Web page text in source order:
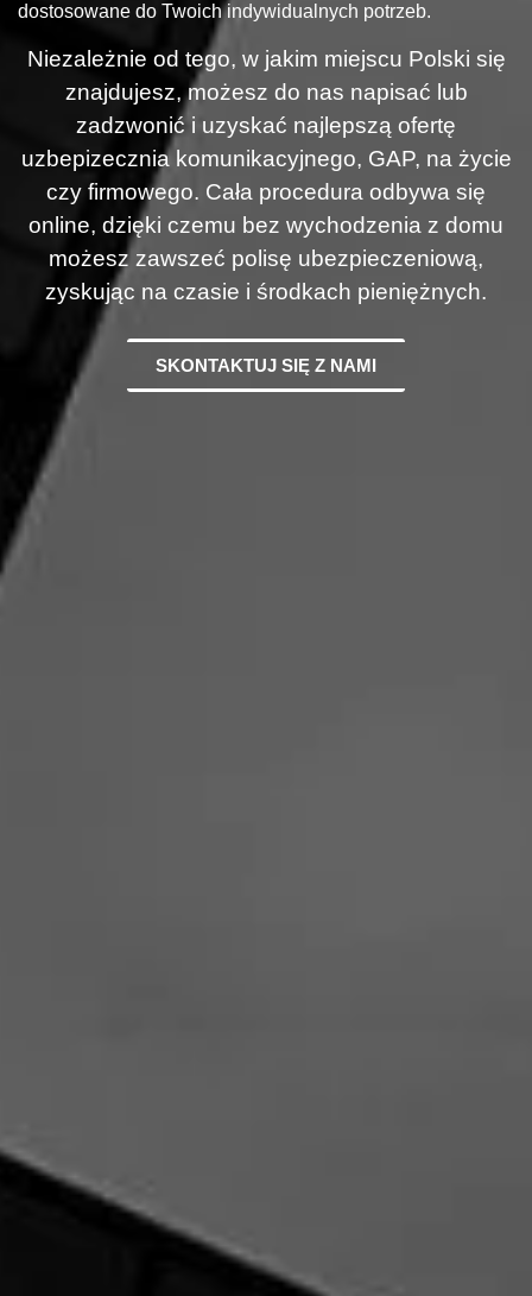
dostosowane do Twoich indywidualnych potrzeb.
Niezależnie od tego, w jakim miejscu Polski się
znajdujesz, możesz do nas napisać lub
zadzwonić i uzyskać najlepszą ofertę
uzbepizecznia komunikacyjnego, GAP, na życie
czy firmowego. Cała procedura odbywa się
online, dzięki czemu bez wychodzenia z domu
możesz zawszeć polisę ubezpieczeniową,
zyskując na czasie i środkach pieniężnych.
SKONTAKTUJ SIĘ Z NAMI